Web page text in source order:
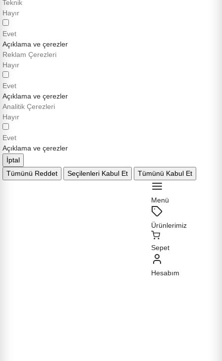
Teknik
Hayır
Evet
Açıklama ve çerezler
Reklam Çerezleri
Hayır
Evet
Açıklama ve çerezler
Analitik Çerezleri
Hayır
Evet
Açıklama ve çerezler
İptal
Tümünü Reddet
Seçilenleri Kabul Et Tümünü Kabul Et
Menü
Ürünlerimiz
Sepet
Hesabım